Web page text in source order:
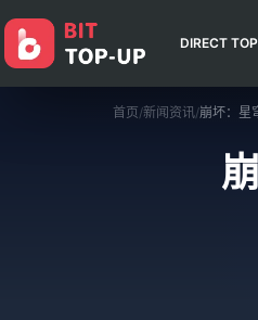
DIRECT
首页/新闻资讯/崩坏：星